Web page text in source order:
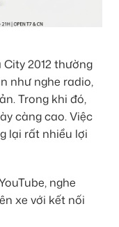
2012 thường
như nghe radio,
Trong khi đó,
càng cao. Việc
lại rất nhiều lợi
nghe
xe với kết nối